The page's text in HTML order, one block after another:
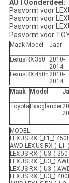
AUTOonderdeel:
Pasvorm voor
Pasvorm voor
Pasvorm voor
Pasvorm voor
Maak Model Jaar
Lexus RX350
2010-
2014
Lexus RX450h 2010-
2014
Maak Model
Toyota Hooglander
MODEL
LEXUS RX (_L1_)
AWD LEXUS RX
LEXUS RX (_U3_)
LEXUS RX (_U3_)
LEXUS RX (_U3_)
LEXUS RX (_U3_)